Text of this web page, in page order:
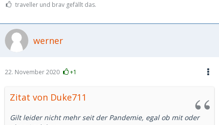
traveller und brav gefällt das.
werner
22. November 2020 +1
Zitat von Duke711
Gilt leider nicht mehr seit der Pandemie, egal ob mit oder